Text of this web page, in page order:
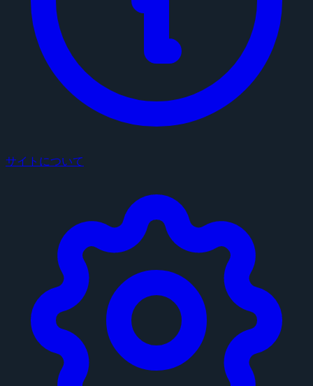
サイトについて